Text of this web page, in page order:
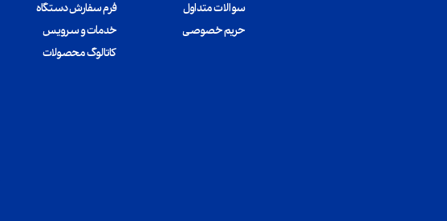
سوالات متداول
​​​​​​​حریم خصوصی
فرم سفارش دستگاه
خدمات و سرویس
کاتالوگ محصولات